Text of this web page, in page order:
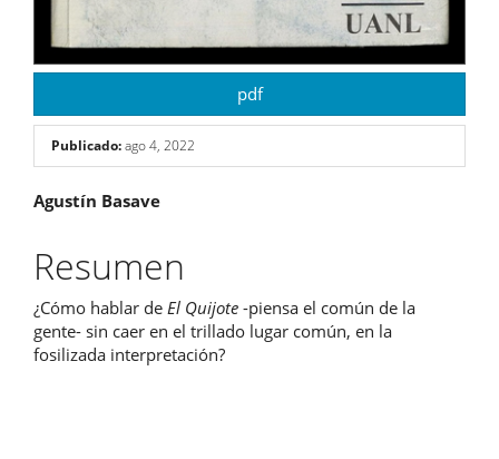
pdf
Publicado:ago 4, 2022
Contenido
principal
del
artículo
Agustín Basave
Resumen
¿Cómo hablar de El Quijote -piensa el común de la
gente- sin caer en el trillado lugar común, en la
fosilizada interpretación?